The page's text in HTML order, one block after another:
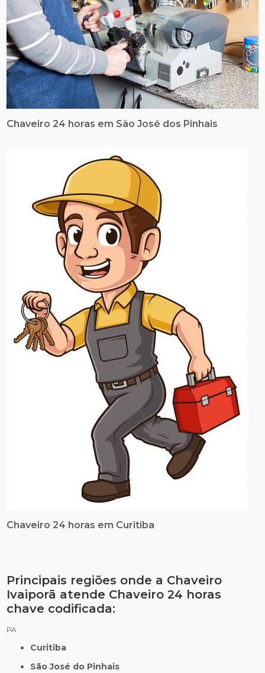
Chaveiro 24 horas em São José dos Pinhais
Chaveiro 24 horas em Curitiba
Principais regiões onde a Chaveiro
Ivaiporã atende Chaveiro 24 horas
chave codificada:
PA
Curitiba
São José do Pinhais